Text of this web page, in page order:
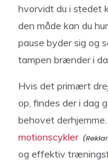
hvorvidt du i stedet
den måde kan du
pause byder sig og
tampen brænder i
Hvis det primært
op, findes der i dag
behovet
motionscykler
og effektiv